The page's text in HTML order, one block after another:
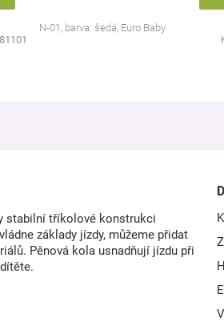
N-01, barva: šedá, Euro Baby
stabilní tříkolové konstrukci
základy jízdy, můžeme přidat
Pěnová kola usnadňují jízdu při